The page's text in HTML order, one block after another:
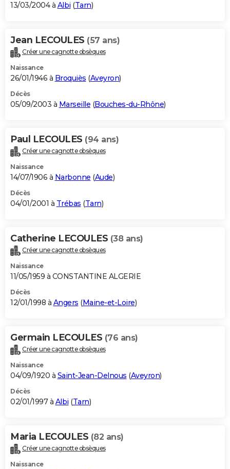
13/03/2004 à Albi (Tarn)
Jean LECOULES (57 ans)
Créer une cagnotte obsèques
Naissance
26/01/1946 à Broquiès (Aveyron)
Décès
05/09/2003 à Marseille (Bouches-du-Rhône)
Paul LECOULES (94 ans)
Créer une cagnotte obsèques
Naissance
14/07/1906 à Narbonne (Aude)
Décès
04/01/2001 à Trébas (Tarn)
Catherine LECOULES (38 ans)
Créer une cagnotte obsèques
Naissance
11/05/1959 à CONSTANTINE ALGERIE
Décès
12/01/1998 à Angers (Maine-et-Loire)
Germain LECOULES (76 ans)
Créer une cagnotte obsèques
Naissance
04/09/1920 à Saint-Jean-Delnous (Aveyron)
Décès
02/01/1997 à Albi (Tarn)
Maria LECOULES (82 ans)
Créer une cagnotte obsèques
Naissance